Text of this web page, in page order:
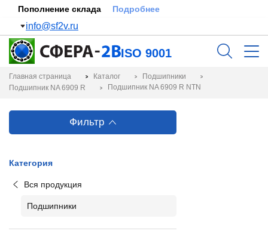
Пополнение склада Подробнее
info@sf2v.ru
ISO 9001
Главная страница Каталог
Подшипники
Подшипник NA 6909 R
Подшипник NA 6909 R NTN
Фильтр
Категория
Вся продукция
Подшипники